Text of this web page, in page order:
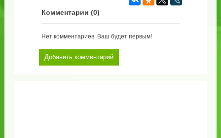
Комментарии (0)
Нет комментариев. Ваш будет первым!
Добавить комментарий